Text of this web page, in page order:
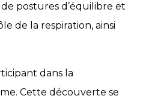
postures d’équilibre et
de la respiration, ainsi
dans la
Cette découverte se